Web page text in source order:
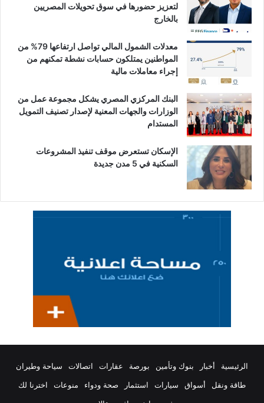
لتعزيز حضورها في سوق تحويلات المصريين
بالخارج
معدلات الشمول المالي تواصل ارتفاعها 79% من
المواطنين يمتلكون حسابات نشطة تمكنهم من
إجراء معاملات مالية
البنك المركزي المصري يشكل مجموعة عمل من
الوزارات والجهات المعنية لإصدار تصنيف التمويل
المستدام
الإسكان تستعرض موقف تنفيذ المشروعات
السكنية في 5 مدن جديدة
الرئيسية أخبار بنوك وتأمين بورصة عقارات اتصالات
سياحة وطيران
طاقة ونقل
أسواق سيارات استثمار صحة ودواء منوعات
اخترنا لك